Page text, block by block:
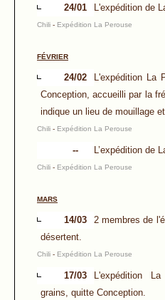
24/01 L'expédition de
Chili - Expédition La Perouse
FÉVRIER
24/02
L'expédition La
Conception, accueilli par la
indique un lieu de mouillage
Chili - Expédition La Perouse
-- L’expédition de
Chili - Expédition La Perouse
MARS
14/03
2 membres de
désertent.
Chili - Expédition La Perouse
17/03
L'expédition
grains, quitte Conception.